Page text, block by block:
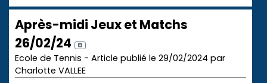
Après-midi Jeux et Matchs
26/02/24
Ecole de Tennis - Article publié le 29/02/2024 par
Charlotte VALLEE